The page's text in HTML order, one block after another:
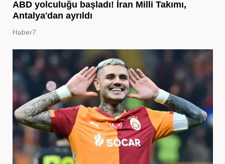
ABD yolculuğu başladı! İran Milli Takımı,
Antalya'dan ayrıldı
Haber7